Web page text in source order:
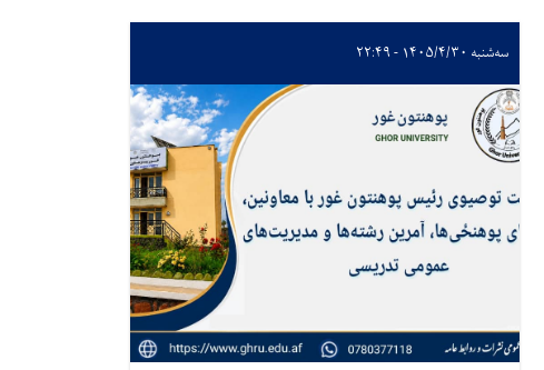
سه‌شنبه ۱۴۰۵/۴/۳۰ - ۲۲:۴۹